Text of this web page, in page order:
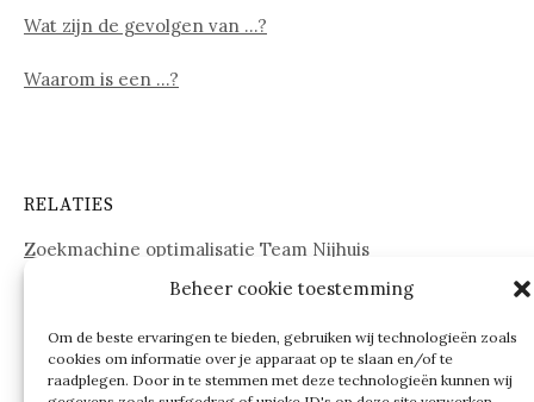
Beheer cookie toestemming
Om de beste ervaringen te bieden, gebruiken wij technologieën zoals
cookies om informatie over je apparaat op te slaan en/of te
raadplegen. Door in te stemmen met deze technologieën kunnen wij
Wat zijn de gevolgen van …?
Waarom is een …?
RELATIES
Zoekmachine optimalisatie Team Nijhuis